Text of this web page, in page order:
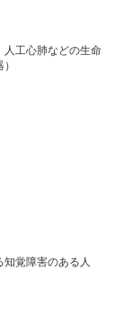
人工心肺などの生命
知覚障害のある人